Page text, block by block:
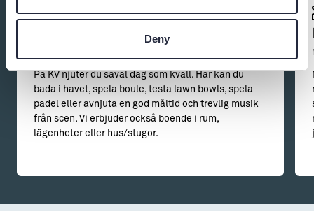
Deny
Kappelshamns Veranda
På KV njuter du såväl dag som kväll. Här kan du
bada i havet, spela boule, testa lawn bowls, spela
padel eller avnjuta en god måltid och trevlig musik
från scen. Vi erbjuder också boende i rum,
lägenheter eller hus/stugor.